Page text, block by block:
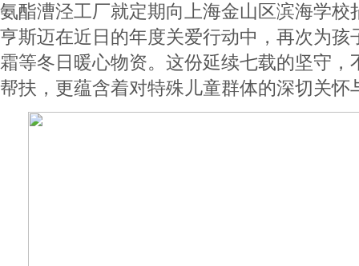
氨酯漕泾工厂就定期向上海金山区滨海学校
亨斯迈在近日的年度关爱行动中，再次为孩
霜等冬日暖心物资。这份延续七载的坚守，
帮扶，更蕴含着对特殊儿童群体的深切关怀